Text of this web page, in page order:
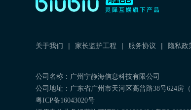
关于我们 家长监护工程 服务协议 隐私政
公司名称：广州宁静海信息科技有限公司
公司地址：广东省广州市天河区高普路38号624房（
粤ICP备16043020号